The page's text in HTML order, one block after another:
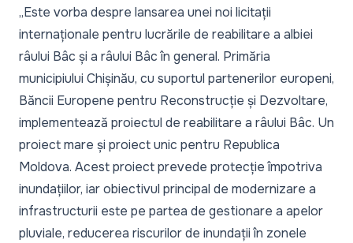
„Este vorba despre lansarea unei noi licitații
internaționale pentru lucrările de reabilitare a albiei
râului Bâc și a râului Bâc în general. Primăria
municipiului Chișinău, cu suportul partenerilor europeni,
Băncii Europene pentru Reconstrucție și Dezvoltare,
implementează proiectul de reabilitare a râului Bâc. Un
proiect mare și proiect unic pentru Republica
Moldova. Acest proiect prevede protecție împotriva
inundațiilor, iar obiectivul principal de modernizare a
infrastructurii este pe partea de gestionare a apelor
pluviale, reducerea riscurilor de inundații în zonele